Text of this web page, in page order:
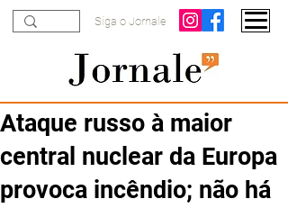
Siga o Jornale
Ataque russo à maior
central nuclear da Europa
provoca incêndio; não há